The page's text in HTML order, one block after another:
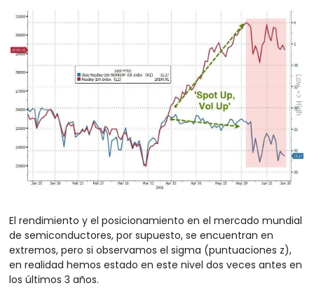
El rendimiento y el posicionamiento en el mercado mundial
de semiconductores, por supuesto, se encuentran en
extremos, pero si observamos el sigma (puntuaciones z),
en realidad hemos estado en este nivel dos veces antes en
los últimos 3 años.